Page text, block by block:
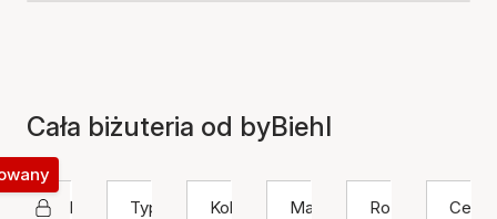
Cała biżuteria od byBiehl
byBiehl
Typ
Kolor Materiał Rozmiar Cena